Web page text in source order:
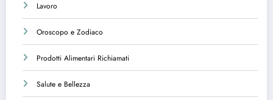
Lavoro
Oroscopo e Zodiaco
Prodotti Alimentari Richiamati
Salute e Bellezza